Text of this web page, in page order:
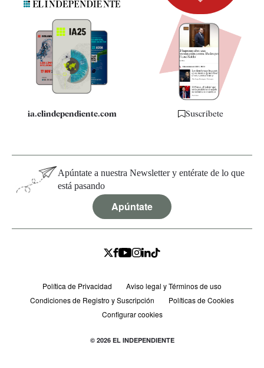
Quiénes somos
Especificaciones
ia.elindependiente.com Suscríbete
Apúntate a nuestra Newsletter y entérate de lo que
está pasando
Apúntate
Política de Privacidad
Aviso legal y Términos de uso
Condiciones de Registro y Suscripción
Políticas de Cookies
Configurar cookies
© 2026 EL INDEPENDIENTE